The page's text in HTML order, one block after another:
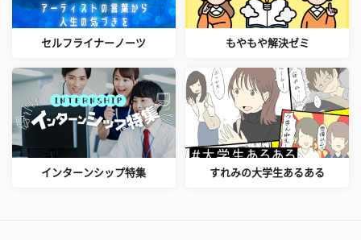
セルフライナーノーツ もやもや解決ゼミ
インターンシップ特集 すれみの大学生あるある